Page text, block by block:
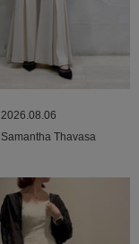
2026.08.06
Samantha Thavasa